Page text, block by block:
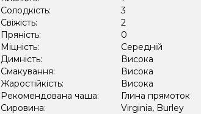
Солодкість:
3
Свіжість:
2
Пряність:
0
Міцність:
Середній
Димність:
Висока
Смакування:
Висока
Жаростійкість:
Висока
Рекомендована чаша:
Глина прямоток
Сировина:
Virginia, Burley